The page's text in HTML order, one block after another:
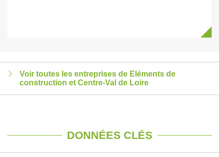
Voir toutes les entreprises de Eléments de
construction et Centre-Val de Loire
DONNÉES CLÉS